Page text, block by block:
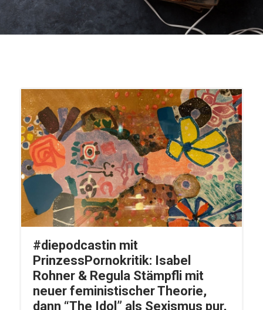
#diepodcastin mit
PrinzessPornokritik: Isabel
Rohner & Regula Stämpfli mit
neuer feministischer Theorie,
dann “The Idol” als Sexismus pur,